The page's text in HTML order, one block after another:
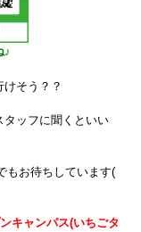
♪
けそう？？
タッフに聞くといい
もお待ちしています(
キャンパス(いちごタ